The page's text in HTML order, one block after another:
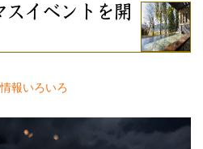
イベントを開
報いろいろ